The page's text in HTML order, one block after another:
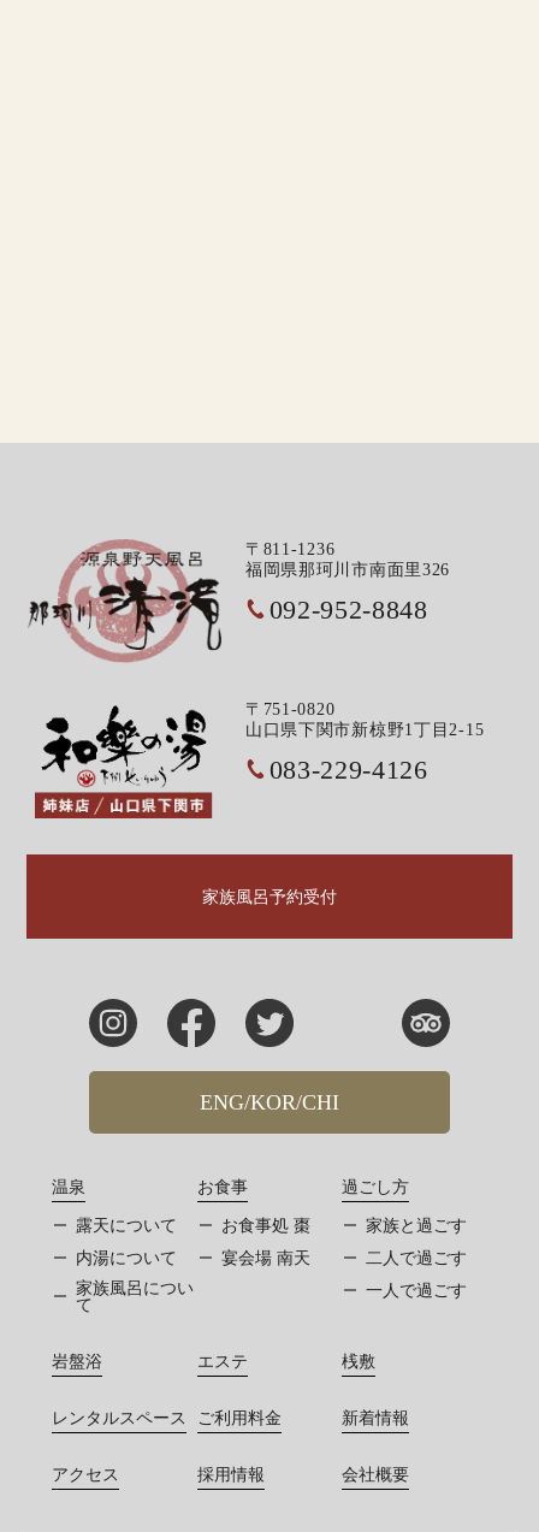
〒811-1236
福岡県那珂川市南面里326
092-952-8848
〒751-0820
山口県下関市新椋野1丁目2-15
083-229-4126
家族風呂予約受付
温泉
露天について
内湯について
家族風呂につい
て
お食事
お食事処 棗
宴会場 南天
過ごし方
家族と過ごす
二人で過ごす
一人で過ごす
ENG/KOR/CHI
岩盤浴 エステ 桟敷
レンタルスペース ご利用料金 新着情報
アクセス 採用情報 会社概要